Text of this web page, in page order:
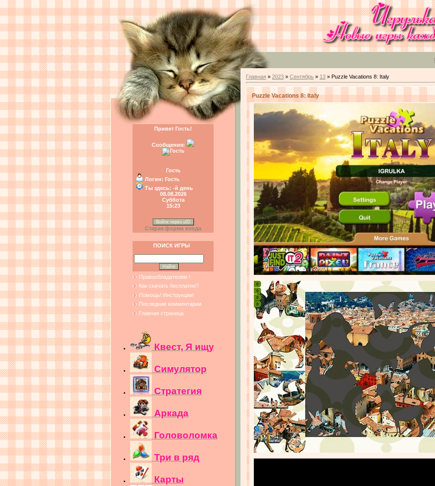
Привет Гость!
Сообщения:
Гость
Логин: Гость
Ты здесь: -й день
08.08.2026
Суббота
15:23
Войти через uID
Старая форма входа
ПОИСК ИГРЫ
Правообладателям !
Как скачать бесплатно?
Помощь! Инструкции!
Последние комментарии
Главная страница
Квест, Я ищу
Симулятор
Стратегия
Аркада
Головоломка
Три в ряд
Карты
Главная » 2023 » Сентябрь » 13 » Puzzle Vacations 8: Italy
Puzzle Vacations 8: Italy